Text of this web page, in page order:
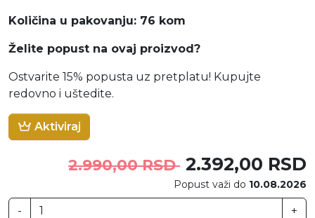
Količina u pakovanju: 76 kom
Želite popust na ovaj proizvod?
Ostvarite 15% popusta uz pretplatu! Kupujte
redovno i uštedite.
Aktiviraj
2.990,00 RSD 2.392,00 RSD
Popust važi do 10.08.2026
- +